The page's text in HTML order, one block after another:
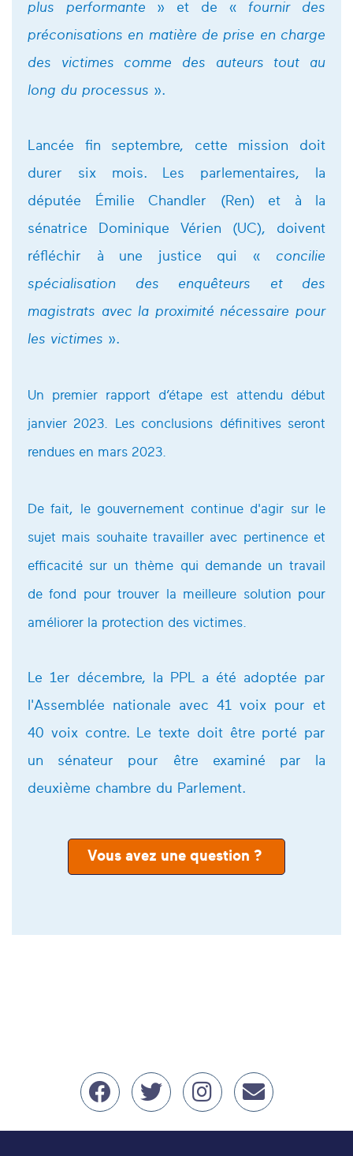
plus performante » et de « fournir des
préconisations en matière de prise en charge
des victimes comme des auteurs tout au
long du processus ».
Lancée fin septembre, cette mission doit
durer six mois. Les parlementaires, la
députée Émilie Chandler (Ren) et à la
sénatrice Dominique Vérien (UC), doivent
réfléchir à une justice qui « concilie
spécialisation des enquêteurs et des
magistrats avec la proximité nécessaire pour
les victimes ».
Un premier rapport d’étape est attendu début
janvier 2023. Les conclusions définitives seront
rendues en mars 2023.
De fait, le gouvernement continue d'agir sur le
sujet mais souhaite travailler avec pertinence et
efficacité sur un thème qui demande un travail
de fond pour trouver la meilleure solution pour
améliorer la protection des victimes.
Le 1er décembre, la PPL a été adoptée par
l'Assemblée nationale avec 41 voix pour et
40 voix contre. Le texte doit être porté par
un sénateur pour être examiné par la
deuxième chambre du Parlement.
Vous avez une question ?
Nous retrouver sur
Nous retrouver sur
Nous